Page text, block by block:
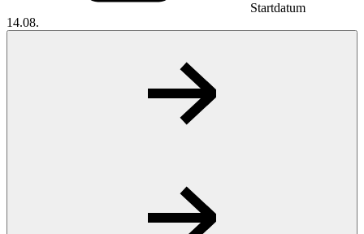
Startdatum
14.08.